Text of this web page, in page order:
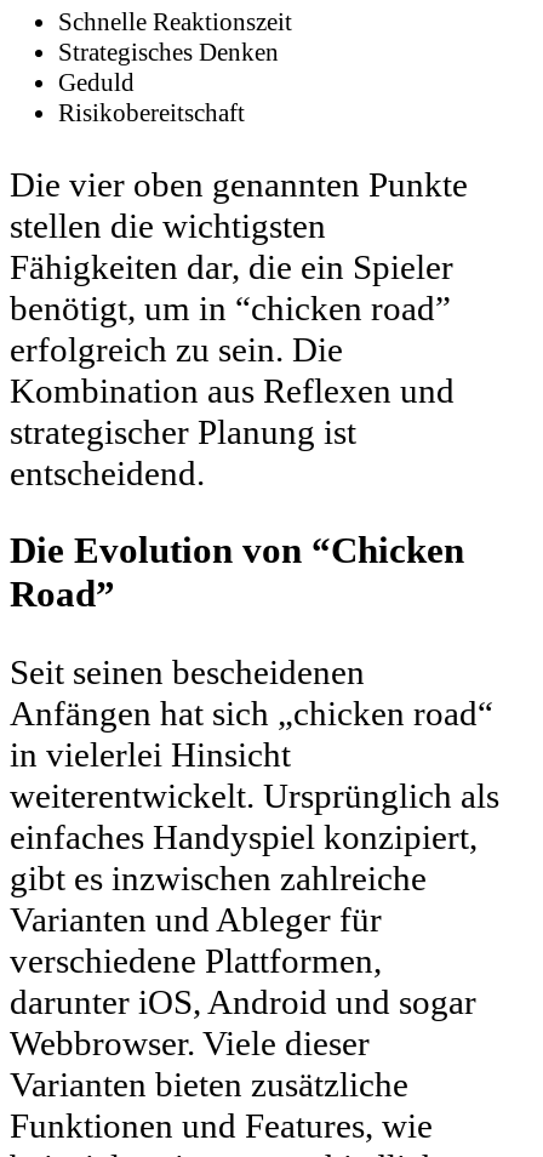
Schnelle Reaktionszeit
Strategisches Denken
Geduld
Risikobereitschaft
Die vier oben genannten Punkte
stellen die wichtigsten
Fähigkeiten dar, die ein Spieler
benötigt, um in “chicken road”
erfolgreich zu sein. Die
Kombination aus Reflexen und
strategischer Planung ist
entscheidend.
Die Evolution von “Chicken
Road”
Seit seinen bescheidenen
Anfängen hat sich „chicken road“
in vielerlei Hinsicht
weiterentwickelt. Ursprünglich als
einfaches Handyspiel konzipiert,
gibt es inzwischen zahlreiche
Varianten und Ableger für
verschiedene Plattformen,
darunter iOS, Android und sogar
Webbrowser. Viele dieser
Varianten bieten zusätzliche
Funktionen und Features, wie